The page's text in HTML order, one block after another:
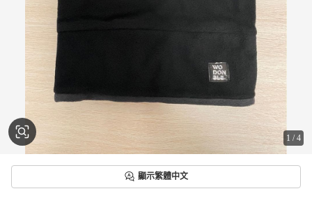
1 /4
顯示繁體中文